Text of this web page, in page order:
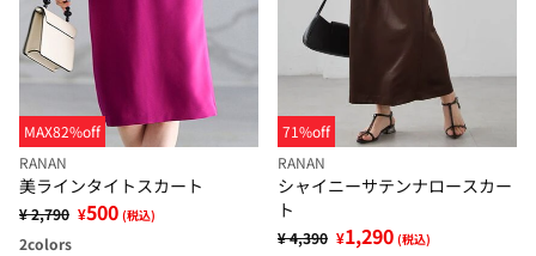
MAX82%off
RANAN
美ラインタイトスカート
¥ 2,790 ¥500 (税込)
2colors
71%off
RANAN
シャイニーサテンナロースカー
ト
¥ 4,390 ¥1,290 (税込)